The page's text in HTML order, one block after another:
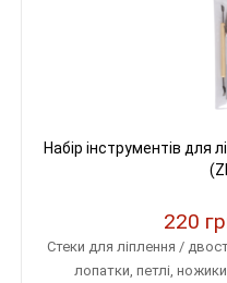
Набір інструментів для
220
Стеки для ліплення /
лопатки, петлі,